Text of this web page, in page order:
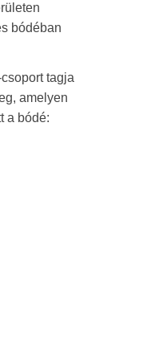
bódéban
tagja
amelyen
a bódé: